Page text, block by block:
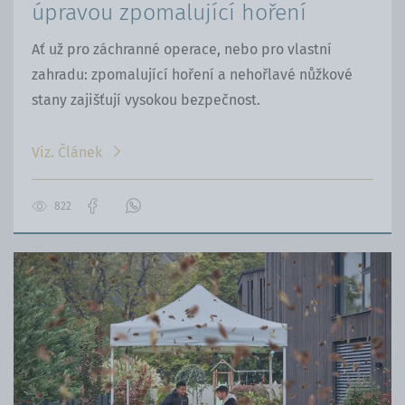
úpravou zpomalující hoření
Ať už pro záchranné operace, nebo pro vlastní
zahradu: zpomalující hoření a nehořlavé nůžkové
stany zajišťují vysokou bezpečnost.
Viz. Článek
822 Přejít
na
stránku
na
Facebooku
Kontaktujte
nás
přes
WhatsApp